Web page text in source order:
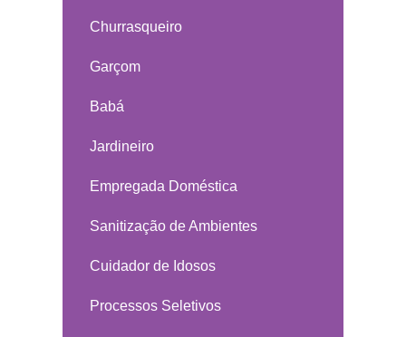
Churrasqueiro
Garçom
Babá
Jardineiro
Empregada Doméstica
Sanitização de Ambientes
Cuidador de Idosos
Processos Seletivos